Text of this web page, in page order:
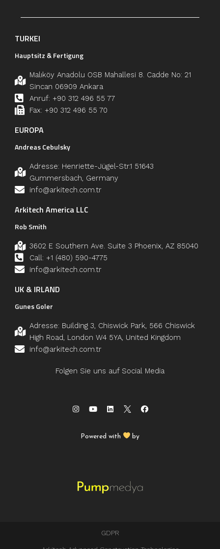
TURKEI
Hauptsitz & Fertigung
Malıköy Anadolu OSB Mahallesi 8. Cadde No: 21
Sincan 06909 Ankara
Anruf: +90 312 496 55 77
Fax: +90 312 496 55 70
EUROPA
Andreas Cebulsky
Adresse: Henriette-Jügel-Str.1 51643
Gummersbach, Germany
info@arkitech.com.tr
Arkitech America LLC
Rob Smith
3602 E Southern Ave. Suite 3 Phoenix, AZ 85040
Call: +1 (480) 590-4775
info@arkitech.com.tr
UK & IRLAND
Gunes Goler
Adresse: Building 3, Chiswick Park, 566 Chiswick
High Road, London W4 5YA, United Kingdom
info@arkitech.com.tr
Folgen Sie uns auf Social Media
Powered with by
GDPR